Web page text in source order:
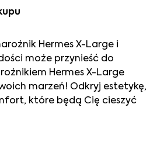
Hermes X-Large i
może przynieść do
Hermes X-Large
marzeń! Odkryj estetykę,
które będą Cię cieszyć